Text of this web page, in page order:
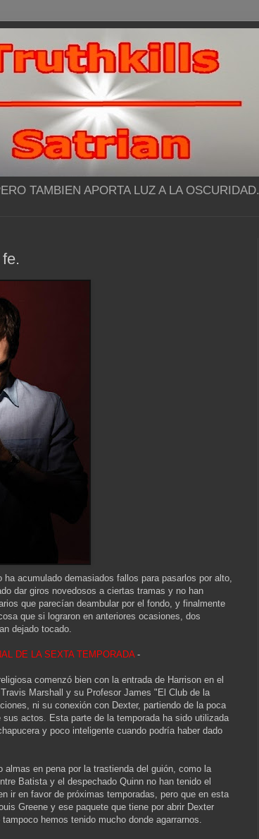
TAMBIEN APORTA LUZ A LA OSCURIDAD.
acumulado demasiados fallos para pasarlos por alto,
dar giros novedosos a ciertas tramas y no han
que parecían deambular por el fondo, y finalmente
que si lograron en anteriores ocasiones, dos
dejado tocado.
DE LA SEXTA TEMPORADA-
comenzó bien con la entrada de Harrison en el
Marshall y su Profesor James "El Club de la
ni su conexión con Dexter, partiendo de la poca
actos. Esta parte de la temporada ha sido utilizada
y poco inteligente cuando podría haber dado
en pena por la trastienda del guión, como la
Batista y el despechado Quinn no han tenido el
ir en favor de próximas temporadas, pero que en esta
Greene y ese paquete que tiene por abrir Dexter
hemos tenido mucho donde agarrarnos.